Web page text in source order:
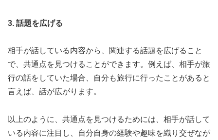
3. 話題を広げる
相手が話している内容から、関連する話題を広げること
で、共通点を見つけることができます。例えば、相手が旅
行の話をしていた場合、自分も旅行に行ったことがあると
言えば、話が広がります。
以上のように、共通点を見つけるためには、相手が話して
いる内容に注目し、自分自身の経験や趣味を織り交ぜなが